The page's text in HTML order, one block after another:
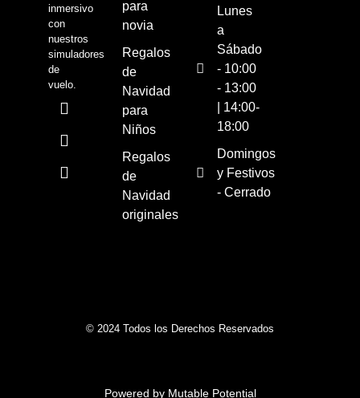
inmersivo
con
nuestros
simuladores
de
vuelo.
para
novia
Regalos
de
Navidad
para
Niños
Regalos
de
Navidad
originales
Lunes
a
Sábado
- 10:00
- 13:00
| 14:00-
18:00
Domingos
y Festivos
- Cerrado
© 2024 Todos los Derechos Reservados
Powered by Mutable Potential